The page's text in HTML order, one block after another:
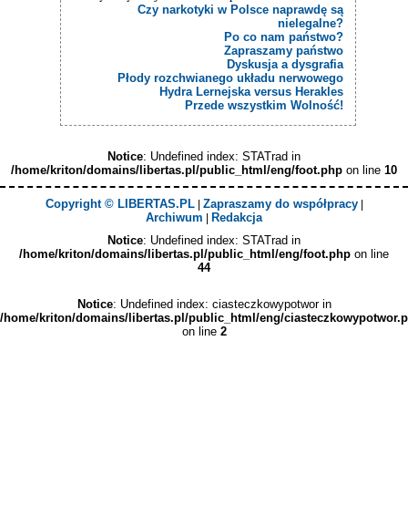
Czy narkotyki w Polsce naprawdę są
nielegalne?
Po co nam państwo?
Zapraszamy państwo
Dyskusja a dysgrafia
Płody rozchwianego układu nerwowego
Hydra Lernejska versus Herakles
Przede wszystkim Wolność!
Notice: Undefined index: STATrad in
/home/kriton/domains/libertas.pl/public_html/eng/foot.php on line 10
Copyright © LIBERTAS.PL| Zapraszamy do współpracy|
Archiwum
Redakcja
Notice: Undefined index: STATrad in
/home/kriton/domains/libertas.pl/public_html/eng/foot.php on line
44
Notice: Undefined index: ciasteczkowypotwor in
/home/kriton/domains/libertas.pl/public_html/eng/
on line 2